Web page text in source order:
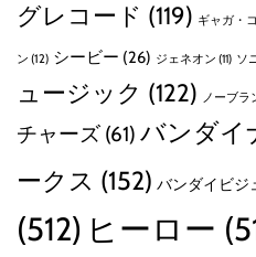
グレコード (119) ギャガ・
ン (12) シービー (26) ジェネオン (11) ソ
ュージック (122) ノーブラ
チャーズ (61) バンダイ
ークス (152) バンダイビジ
(512) ヒーロー